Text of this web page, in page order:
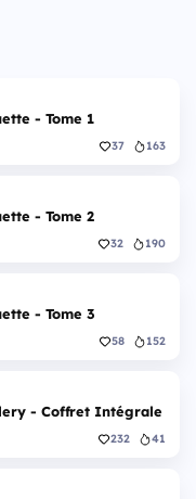
- Tome 1
37 163
- Tome 2
32 190
- Tome 3
58 152
- Coffret Intégrale
232 41